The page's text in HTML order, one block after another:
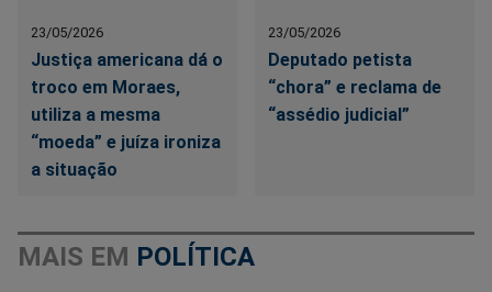
23/05/2026
Justiça americana dá o
troco em Moraes,
utiliza a mesma
“moeda” e juíza ironiza
a situação
23/05/2026
Deputado petista
“chora” e reclama de
“assédio judicial”
MAIS EM POLÍTICA